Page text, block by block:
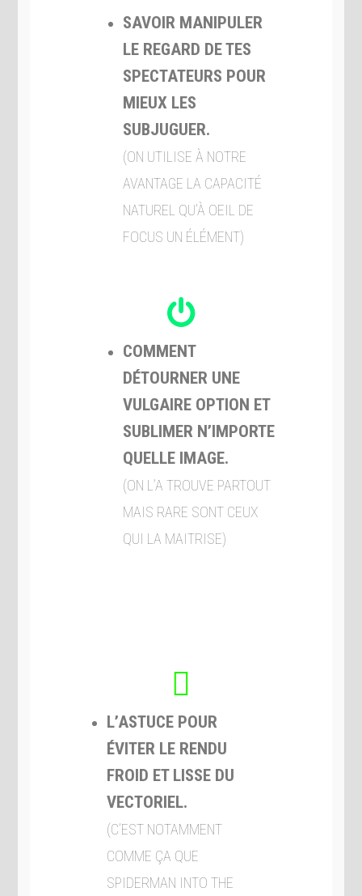
SAVOIR MANIPULER
LE REGARD DE TES
SPECTATEURS POUR
MIEUX LES
SUBJUGUER.
(ON UTILISE À NOTRE
AVANTAGE LA CAPACITÉ
NATUREL QU’À OEIL DE
FOCUS UN ÉLÉMENT)
COMMENT
DÉTOURNER UNE
VULGAIRE OPTION ET
SUBLIMER N’IMPORTE
QUELLE IMAGE.
(ON L’A TROUVE PARTOUT
MAIS RARE SONT CEUX
QUI LA MAITRISE)
L’ASTUCE POUR
ÉVITER LE RENDU
FROID ET LISSE DU
VECTORIEL.
(C’EST NOTAMMENT
COMME ÇA QUE
SPIDERMAN INTO THE